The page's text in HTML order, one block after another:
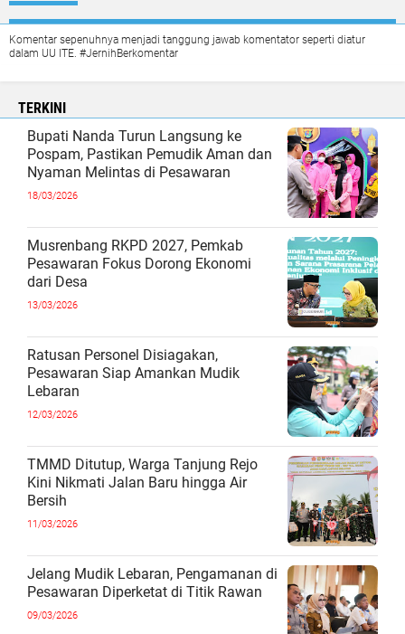
Komentar sepenuhnya menjadi tanggung jawab komentator seperti diatur
dalam UU ITE. #JernihBerkomentar
TERKINI
Bupati Nanda Turun Langsung ke
Pospam, Pastikan Pemudik Aman dan
Nyaman Melintas di Pesawaran
18/03/2026
Musrenbang RKPD 2027, Pemkab
Pesawaran Fokus Dorong Ekonomi
dari Desa
13/03/2026
Ratusan Personel Disiagakan,
Pesawaran Siap Amankan Mudik
Lebaran
12/03/2026
TMMD Ditutup, Warga Tanjung Rejo
Kini Nikmati Jalan Baru hingga Air
Bersih
11/03/2026
Jelang Mudik Lebaran, Pengamanan di
Pesawaran Diperketat di Titik Rawan
09/03/2026